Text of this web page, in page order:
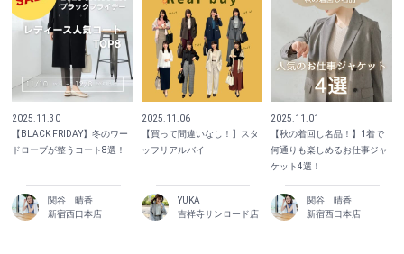
2025.11.30
【BLACK FRIDAY】冬のワー
ドローブが整うコート8選！
関谷 晴香
新宿西口本店
2025.11.06
【買って間違いなし！】スタ
ッフリアルバイ
YUKA
吉祥寺サンロード店
2025.11.01
【秋の着回し名品！】1着で
何通りも楽しめるお仕事ジャ
ケット4選！
関谷 晴香
新宿西口本店